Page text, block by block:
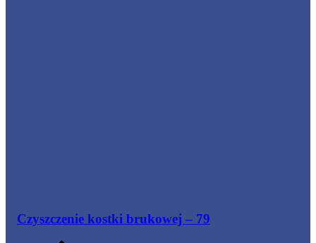
Czyszczenie kostki brukowej – 79